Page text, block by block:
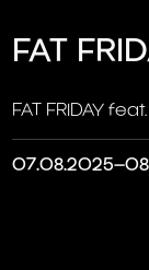
FAT
FAT FRIDAY